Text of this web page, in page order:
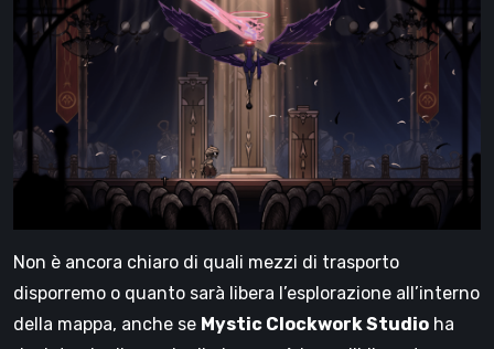
Non è ancora chiaro di quali mezzi di trasporto
disporremo o quanto sarà libera l’esplorazione all’interno
della mappa, anche se Mystic Clockwork Studio ha